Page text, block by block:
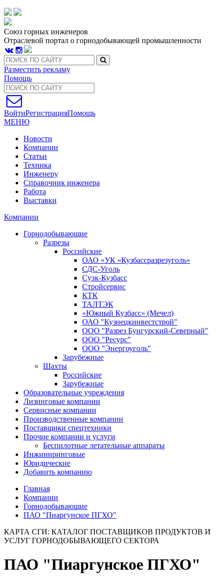
Союз горных инженеров
Отраслевой портал о горнодобывающей промышленности
Разместить рекламу
Помощь
ВойтиРегистрацияПомощь
МЕНЮ
Новости
Компании
Статьи
Техника
Инженеру
Справочник инженера
Работа
Выставки
Компании
Горнодобывающие
Разрезы
Российские
ОАО «УК «Кузбассразрезуголь»
СДС-Уголь
Суэк-Кузбасс
Стройсервис
КТК
ТАЛТЭК
«Южный Кузбасс» (Мечел)
ОАО "Кузнецкинвестстрой"
ООО "Разрез Бунгурский-Северный"
ООО "Ресурс"
ООО "Энергоуголь"
Зарубежные
Шахты
Российские
Зарубежные
Образовательные учреждения
Лизинговые компании
Сервисные компании
Производственные компании
Поставщики спецтехники
Прочие компании и услуги
Беспилотные летательные аппараты
Инжиниринговые
Юридические
Добавить компанию
Главная
Компании
Горнодобывающие
ПАО "Пиаргунское ПГХО"
КАРТА СГИ: КАТАЛОГ ПОСТАВЩИКОВ ПРОДУКТОВ И
УСЛУГ ГОРНОДОБЫВАЮЩЕГО СЕКТОРА
ПАО "Пиаргунское ПГХО"